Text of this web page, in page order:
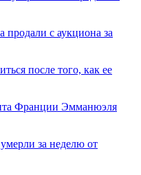
с аукциона за
после того, как ее
Франции Эмманюэля
за неделю от